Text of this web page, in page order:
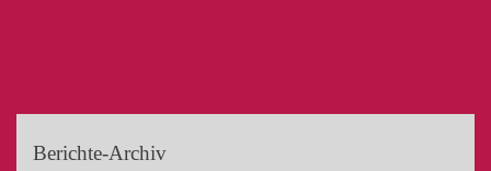
Berichte-Archiv